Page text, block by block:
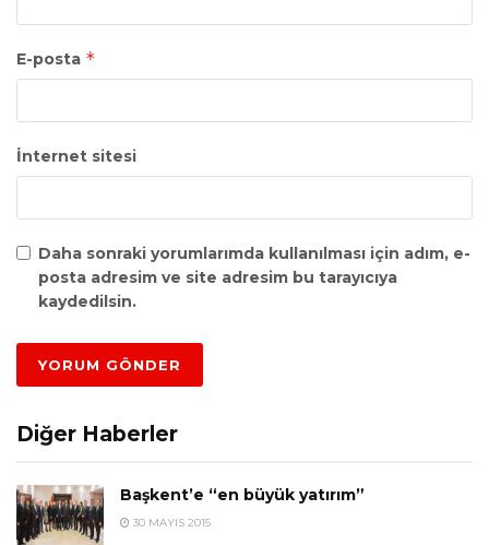
E-posta *
İnternet sitesi
Daha sonraki yorumlarımda kullanılması için adım, e-
posta adresim ve site adresim bu tarayıcıya
kaydedilsin.
Diğer Haberler
Başkent’e “en büyük yatırım”
30 MAYIS 2015